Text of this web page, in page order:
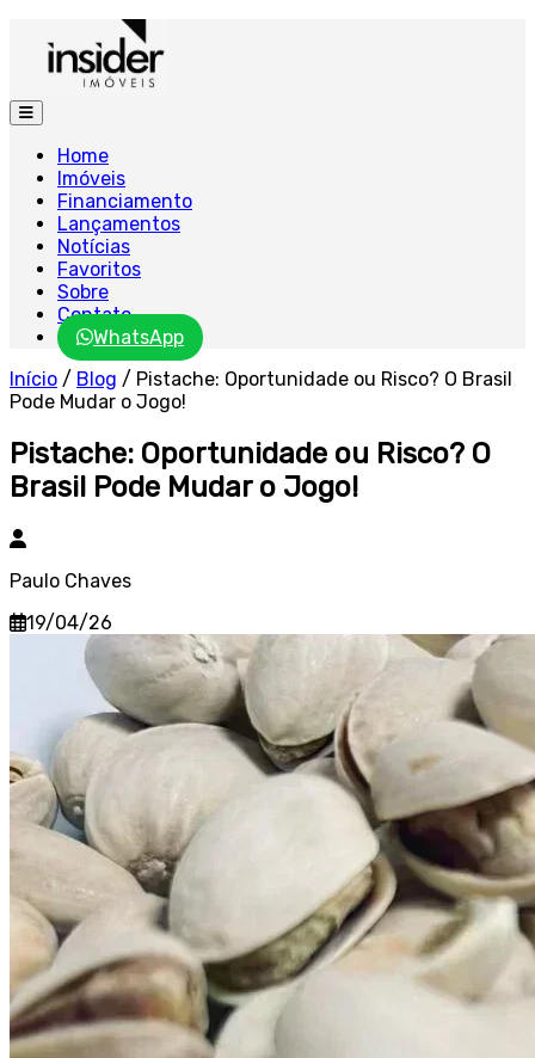
Home
Imóveis
Financiamento
Lançamentos
Notícias
Favoritos
Sobre
Contato
WhatsApp
Início / Blog / Pistache: Oportunidade ou Risco? O Brasil
Pode Mudar o Jogo!
Pistache: Oportunidade ou Risco? O
Brasil Pode Mudar o Jogo!
Paulo Chaves
19/04/26